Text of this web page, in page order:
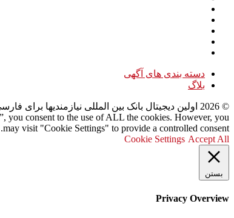
دسته بندی های آگهی
بلاگ
©
2026 اولین دیجیتال بانک بین المللی نیازمندیها برای
you consent to the use of ALL the cookies. However, you
may visit "Cookie Settings" to provide a controlled consent.
Cookie Settings Accept All
بستن
Privacy Overview